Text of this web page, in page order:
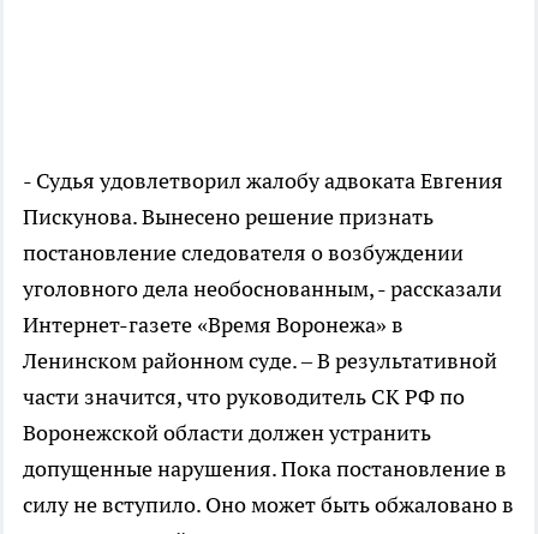
- Судья удовлетворил жалобу адвоката Евгения
Пискунова. Вынесено решение признать
постановление следователя о возбуждении
уголовного дела необоснованным, - рассказали
Интернет-газете «Время Воронежа» в
Ленинском районном суде. – В результативной
части значится, что руководитель СК РФ по
Воронежской области должен устранить
допущенные нарушения. Пока постановление в
силу не вступило. Оно может быть обжаловано в